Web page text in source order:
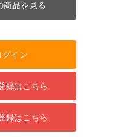
商品を見る
グイン
録はこちら
録はこちら